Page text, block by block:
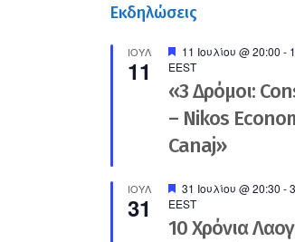
Εκδηλώσεις
ΙΟΎΛ
11
Προτεινόμενο
11 Ιουλίου @ 20:00 -
EEST
«3 Δρόμοι:
– Nikos
Canaj»
ΙΟΎΛ
31
Προτεινόμενο
31 Ιουλίου @ 20:30 -
EEST
10 Χρόνια